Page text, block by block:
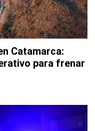
Catamarca:
para frenar